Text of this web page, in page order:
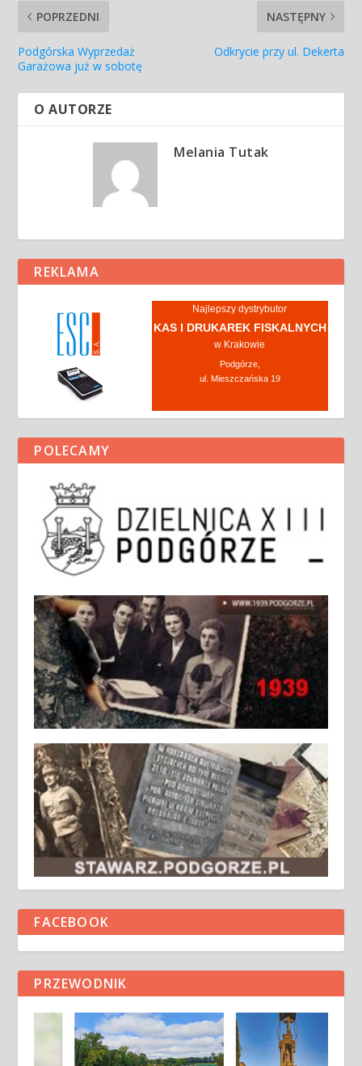
POPRZEDNI
Podgórska Wyprzedaż
Garażowa już w sobotę
NASTĘPNY
Odkrycie przy ul. Dekerta
O AUTORZE
Melania Tutak
REKLAMA
Najlepszy dystrybutor
KAS I DRUKAREK FISKALNYCH
w Krakowie
Podgórze,
ul. Mieszczańska 19
POLECAMY
FACEBOOK
PRZEWODNIK